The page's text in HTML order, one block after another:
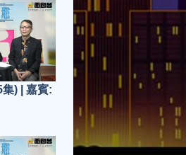
) | 嘉賓: